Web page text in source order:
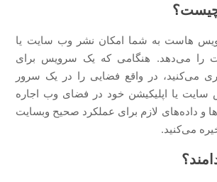
هاست به شما امکان نشر وب سایت یا
را می‌دهد. هنگامی که یک سرویس برای
می‌کنید، در واقع فضایی را در یک سرور
سایت یا اپلیکیشن خود در فضای وب اجاره
و داده‌های لازم برای عملکرد صحیح وبسایت
می‌کنید.